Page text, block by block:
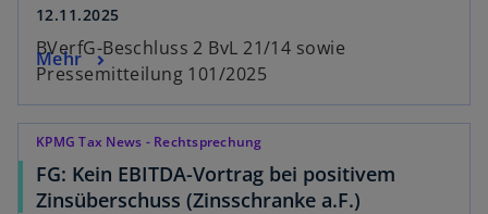
12.11.2025
BVerfG-Beschluss 2 BvL 21/14 sowie
Pressemitteilung 101/2025
Mehr
KPMG Tax News - Rechtsprechung
FG: Kein EBITDA-Vortrag bei positivem
Zinsüberschuss (Zinsschranke a.F.)